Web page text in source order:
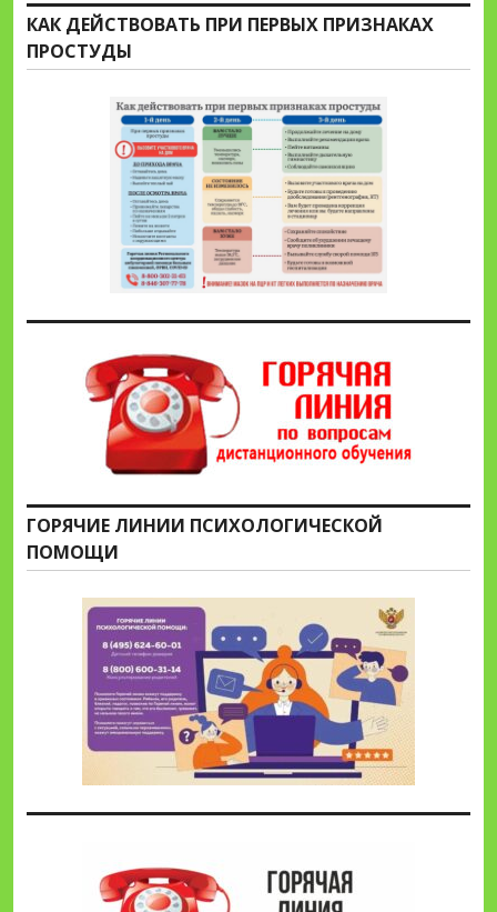
КАК ДЕЙСТВОВАТЬ ПРИ ПЕРВЫХ ПРИЗНАКАХ
ПРОСТУДЫ
ГОРЯЧИЕ ЛИНИИ ПСИХОЛОГИЧЕСКОЙ
ПОМОЩИ